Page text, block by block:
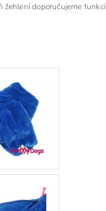
žehlení doporučujeme funkci